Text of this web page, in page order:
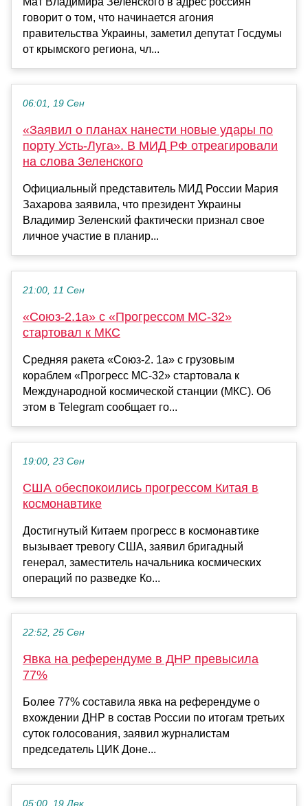
говорит о том, что начинается агония
правительства Украины, заметил депутат Госдумы
от крымского региона, чл...
06:01, 19 Сен
«Заявил о планах нанести новые удары по
порту Усть-Луга». В МИД РФ отреагировали
на слова Зеленского
Официальный представитель МИД России Мария
Захарова заявила, что президент Украины
Владимир Зеленский фактически признал свое
личное участие в планир...
21:00, 11 Сен
«Союз-2.1а» с «Прогрессом МС-32»
стартовал к МКС
Средняя ракета «Союз-2. 1а» с грузовым
кораблем «Прогресс МС-32» стартовала к
Международной космической станции (МКС). Об
этом в Telegram сообщает го...
19:00, 23 Сен
США обеспокоились прогрессом Китая в
космонавтике
Достигнутый Китаем прогресс в космонавтике
вызывает тревогу США, заявил бригадный
генерал, заместитель начальника космических
операций по разведке Ко...
22:52, 25 Сен
Явка на референдуме в ДНР превысила
77%
Более 77% составила явка на референдуме о
вхождении ДНР в состав России по итогам третьих
суток голосования, заявил журналистам
председатель ЦИК Доне...
05:00, 19 Дек